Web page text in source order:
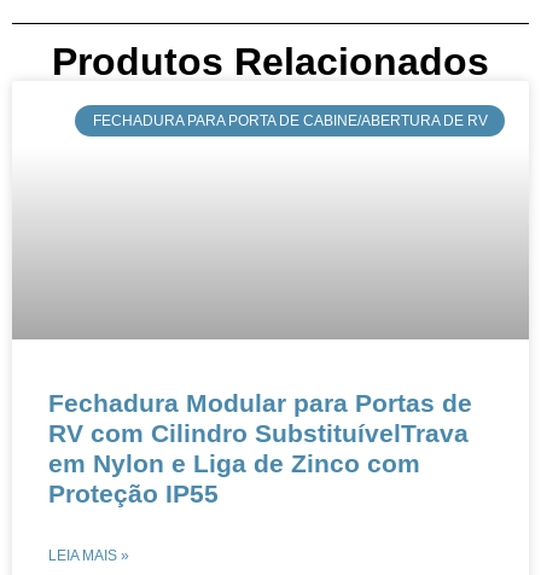
Produtos Relacionados
​​FECHADURA PARA PORTA DE CABINE/ABERTURA DE RV
Fechadura Modular para Portas de
RV com Cilindro SubstituívelTrava
em Nylon e Liga de Zinco com
Proteção IP55
LEIA MAIS »